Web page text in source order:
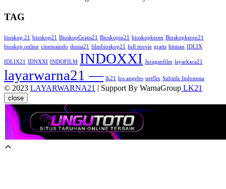
TAG
bioskop 21 bioskop21 BioskopGratis21 Bioskopin21 bioskopkeren Bioskopkeren21
bioskop online cinemaindo dunia21 filmbioskop21 full movie gratis hitman IDLIX
IDLIX21 IDNXXI INDOFILM INDOXXI Juraganfilm layarkaca21
layarwarna21 — lk21 los angeles netflix Subtitle Indonesia
© 2023 LAYARWARNA21 | Support By WarnaGroup LK21
close